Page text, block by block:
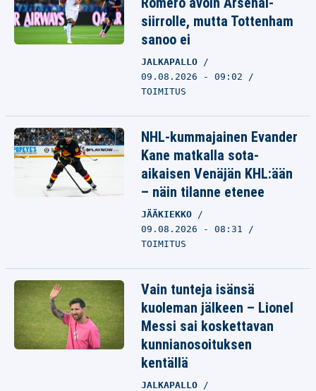
siirrolle, mutta Tottenham
sanoo ei
JALKAPALLO
09.08.2026 - 09:02
TOIMITUS
NHL-kummajainen Evander
Kane matkalla sota-
aikaisen Venäjän KHL:ään
– näin tilanne etenee
JÄÄKIEKKO
09.08.2026 - 08:31
TOIMITUS
Vain tunteja isänsä
kuoleman jälkeen – Lionel
Messi sai koskettavan
kunnianosoituksen
kentällä
JALKAPALLO